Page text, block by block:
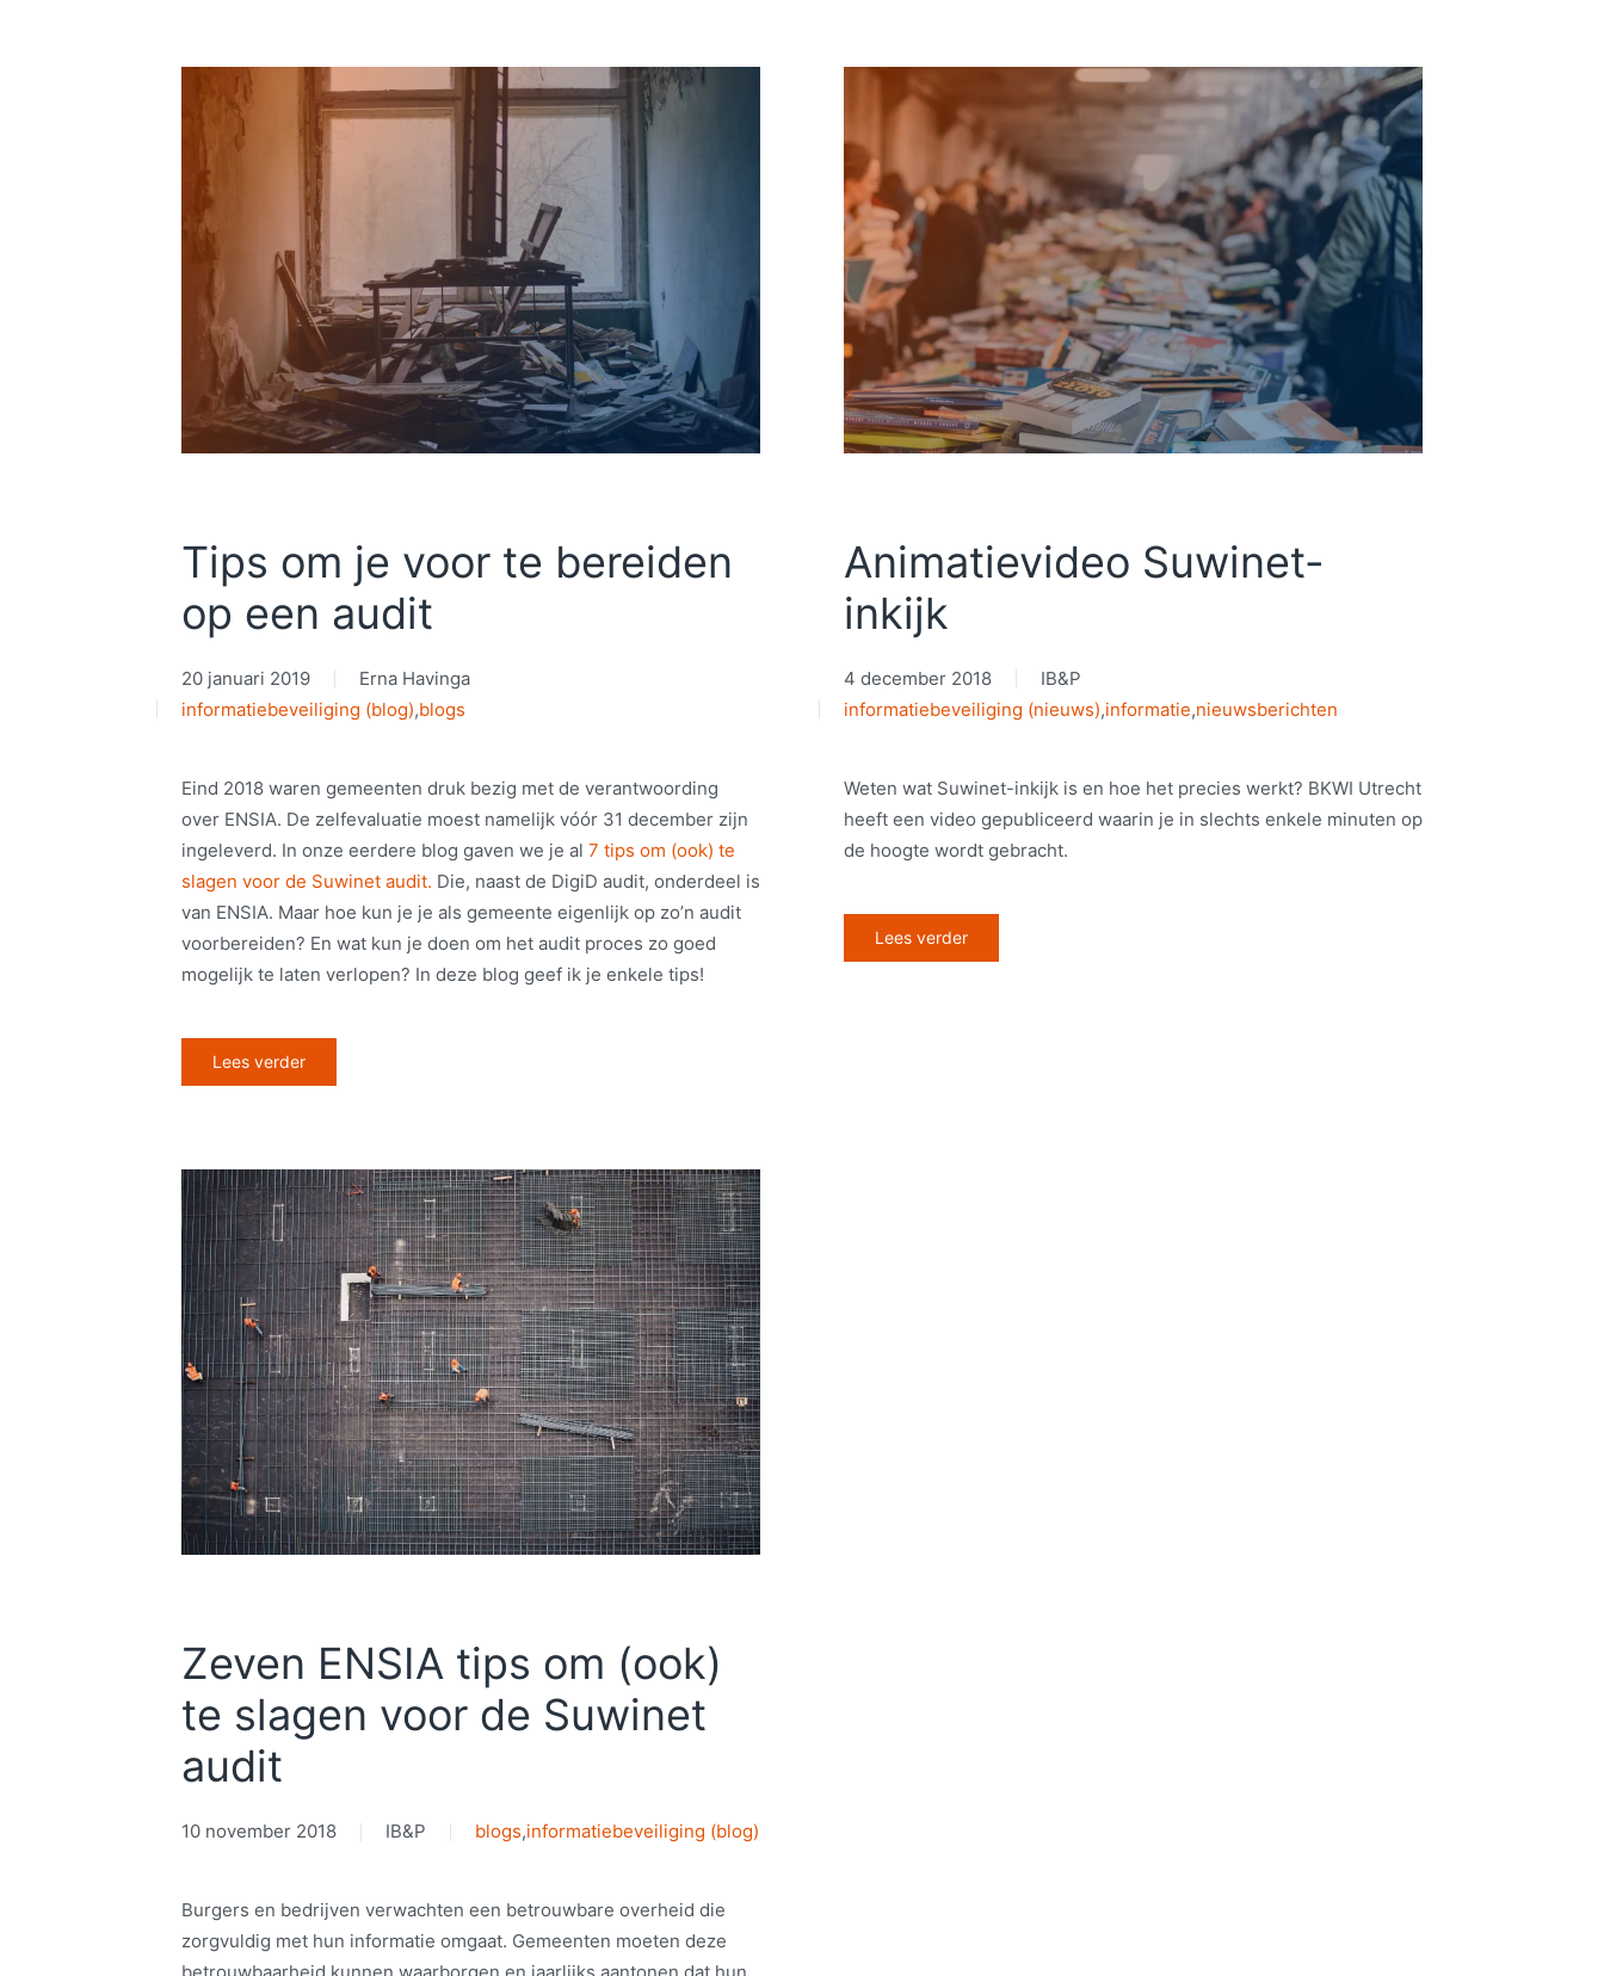
Tips om je voor te bereiden
op een audit
20 januari 2019
Erna Havinga
informatiebeveiliging (blog),blogs
Eind 2018 waren gemeenten druk bezig met de verantwoording
over ENSIA. De zelfevaluatie moest namelijk vóór 31 december zijn
ingeleverd. In onze eerdere blog gaven we je al 7 tips om (ook) te
slagen voor de Suwinet audit. Die, naast de DigiD audit, onderdeel is
van ENSIA. Maar hoe kun je je als gemeente eigenlijk op zo’n audit
voorbereiden? En wat kun je doen om het audit proces zo goed
mogelijk te laten verlopen? In deze blog geef ik je enkele tips!
Lees verder
Animatievideo Suwinet-
inkijk
4 december 2018
IB&P
informatiebeveiliging (nieuws),informatie,nieuwsberichten
Weten wat Suwinet-inkijk is en hoe het precies werkt? BKWI Utrecht
heeft een video gepubliceerd waarin je in slechts enkele minuten op
de hoogte wordt gebracht.
Lees verder
Zeven ENSIA tips om (ook)
te slagen voor de Suwinet
audit
10 november 2018 IB&P blogs,informatiebeveiliging (blog)
Burgers en bedrijven verwachten een betrouwbare overheid die
zorgvuldig met hun informatie omgaat. Gemeenten moeten deze